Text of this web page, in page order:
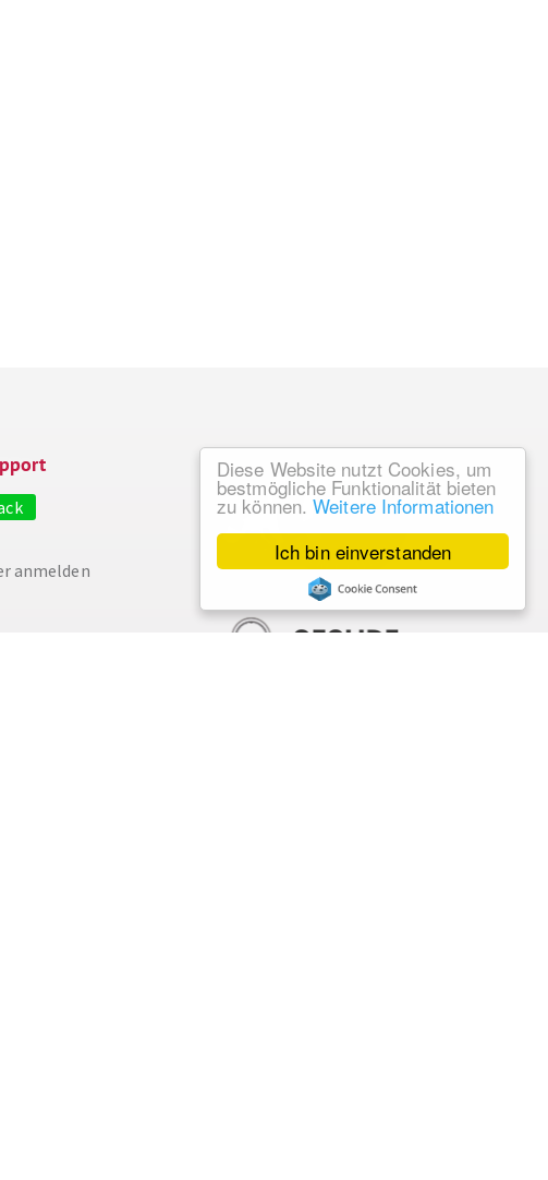
Ich bin einverstanden
Diese Website nutzt Cookies, um
bestmögliche Funktionalität bieten
zu können.Weitere Informationen
anmelden